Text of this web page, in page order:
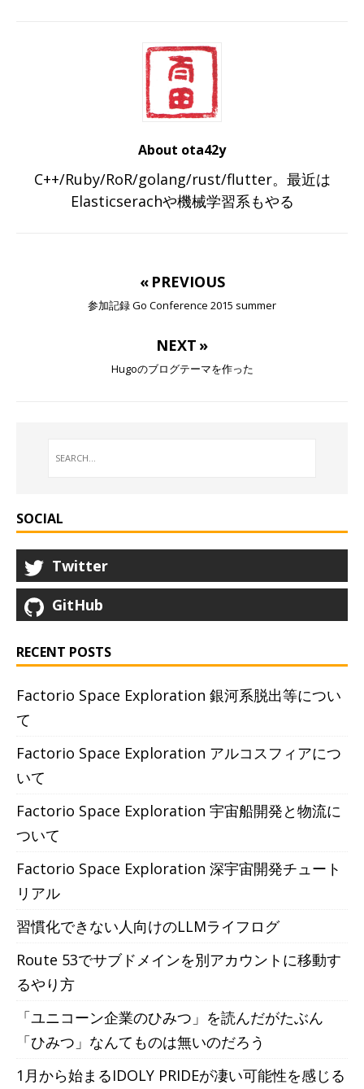
About ota42y
C++/Ruby/RoR/golang/rust/flutter。最近は
Elasticserachや機械学習系もやる
« PREVIOUS
参加記録 Go Conference 2015 summer
NEXT »
Hugoのブログテーマを作った
SOCIAL
Twitter
GitHub
RECENT POSTS
Factorio Space Exploration 銀河系脱出等につい
て
Factorio Space Exploration アルコスフィアにつ
いて
Factorio Space Exploration 宇宙船開発と物流に
ついて
Factorio Space Exploration 深宇宙開発チュート
リアル
習慣化できない人向けのLLMライフログ
Route 53でサブドメインを別アカウントに移動す
るやり方
「ユニコーン企業のひみつ」を読んだがたぶん
「ひみつ」なんてものは無いのだろう
1月から始まるIDOLY PRIDEが凄い可能性を感じる